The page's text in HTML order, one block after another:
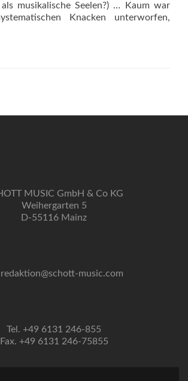
musikalische Seelen?) … Kaum war
Kna­cken unterworfen,
MUSIC GmbH & Co KG
Weihergarten 5
D-55116 Mainz
music.com
Tel. +49 6131 246-855
Fax. +49 6131 246-75855